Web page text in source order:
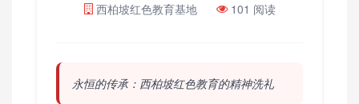
西柏坡红色教育基地
101 阅读
永恒的传承：西柏坡红色教育的精神洗礼